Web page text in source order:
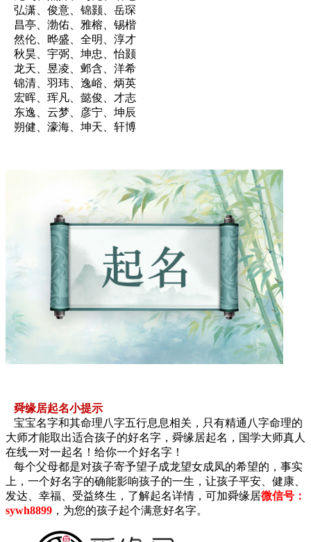
弘潇、俊意、锦颢、岳琛
昌亭、渤佑、雅榕、锡楷
然伦、晔盛、全明、淳才
秋昊、宇弼、坤忠、怡颢
龙天、昱凌、邺含、洋希
锦清、羽玮、逸峪、炳英
宏晖、珲凡、懿俊、才志
东逸、云梦、彦宁、坤辰
朔健、濠海、坤天、轩博
舜缘居起名小提示
宝宝名字和其命理八字五行息息相关，只有精通八字命理的
大师才能取出适合孩子的好名字，舜缘居起名，国学大师真人
在线一对一起名！给你一个好名字！
每个父母都是对孩子寄予望子成龙望女成凤的希望的，事实
上，一个好名字的确能影响孩子的一生，让孩子平安、健康、
发达、幸福、受益终生，了解起名详情，可加舜缘居微信号：
sywh8899 ，为您的孩子起个满意好名字。